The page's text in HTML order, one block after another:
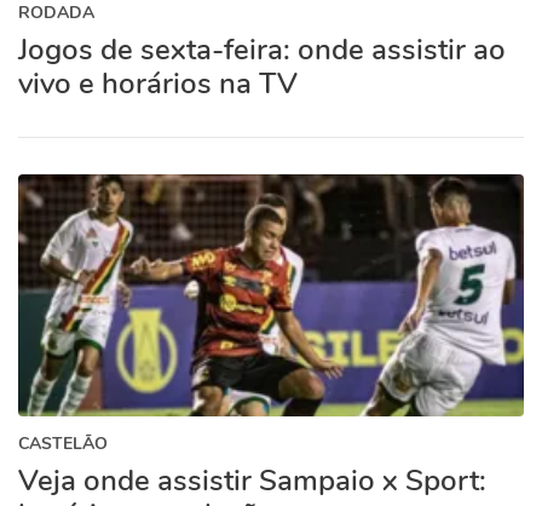
RODADA
Jogos de sexta-feira: onde assistir ao
vivo e horários na TV
CASTELÃO
Veja onde assistir Sampaio x Sport: